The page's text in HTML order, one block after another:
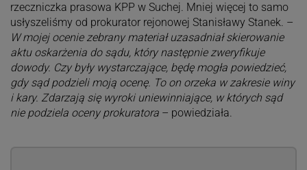
rzeczniczka prasowa KPP w Suchej. Mniej więcej to samo
usłyszeliśmy od prokurator rejonowej Stanisławy Stanek. –
W mojej ocenie zebrany materiał uzasadniał skierowanie
aktu oskarżenia do sądu, który następnie zweryfikuje
dowody. Czy były wystarczające, będę mogła powiedzieć,
gdy sąd podzieli moją ocenę. To on orzeka w zakresie winy
i kary. Zdarzają się wyroki uniewinniające, w których sąd
nie podziela oceny prokuratora– powiedziała.